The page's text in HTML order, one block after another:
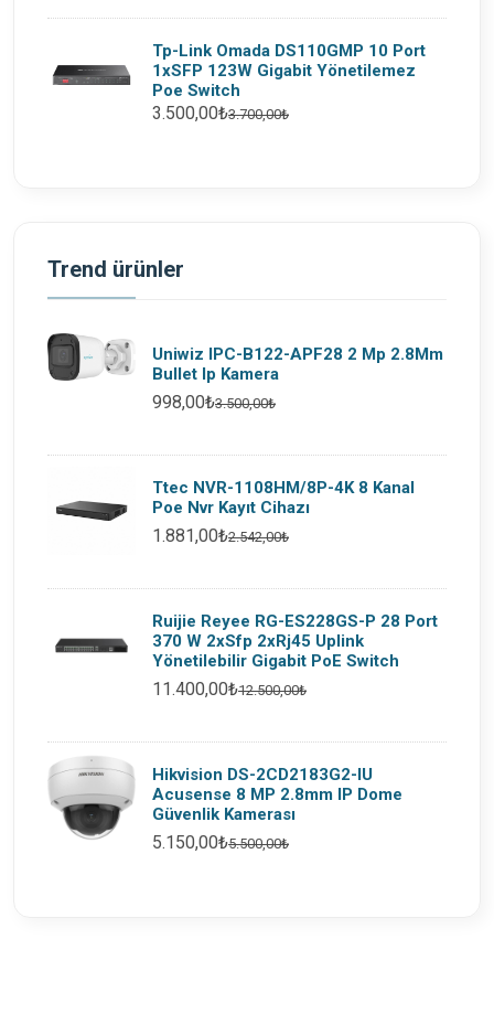
Tp-Link Omada DS110GMP 10 Port
1xSFP 123W Gigabit Yönetilemez
Poe Switch
3.500,00₺3.700,00₺
Trend ürünler
Uniwiz IPC-B122-APF28 2 Mp 2.8Mm
Bullet Ip Kamera
998,00₺3.500,00₺
Ttec NVR-1108HM/8P-4K 8 Kanal
Poe Nvr Kayıt Cihazı
1.881,00₺2.542,00₺
Ruijie Reyee RG-ES228GS-P 28 Port
370 W 2xSfp 2xRj45 Uplink
Yönetilebilir Gigabit PoE Switch
11.400,00₺12.500,00₺
Hikvision DS-2CD2183G2-IU
Acusense 8 MP 2.8mm IP Dome
Güvenlik Kamerası
5.150,00₺5.500,00₺